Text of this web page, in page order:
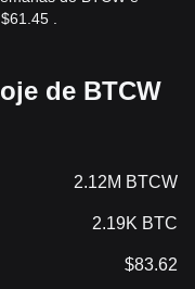
.
de BTCW
2.12M BTCW
2.19K BTC
$83.62